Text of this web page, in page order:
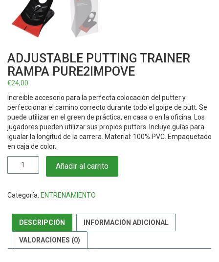
ADJUSTABLE PUTTING TRAINER
RAMPA PURE2IMPOVE
€24,00
Increible accesorio para la perfecta colocación del putter y
perfeccionar el camino correcto durante todo el golpe de putt. Se
puede utilizar en el green de práctica, en casa o en la oficina. Los
jugadores pueden utilizar sus propios putters. Incluye guías para
igualar la longitud de la carrera. Material: 100% PVC. Empaquetado
en caja de color.
Adjustable
Putting
Pure2impove
Añadir al carrito
Categoría: ENTRENAMIENTO
DESCRIPCIÓN INFORMACIÓN ADICIONAL
VALORACIONES (0)